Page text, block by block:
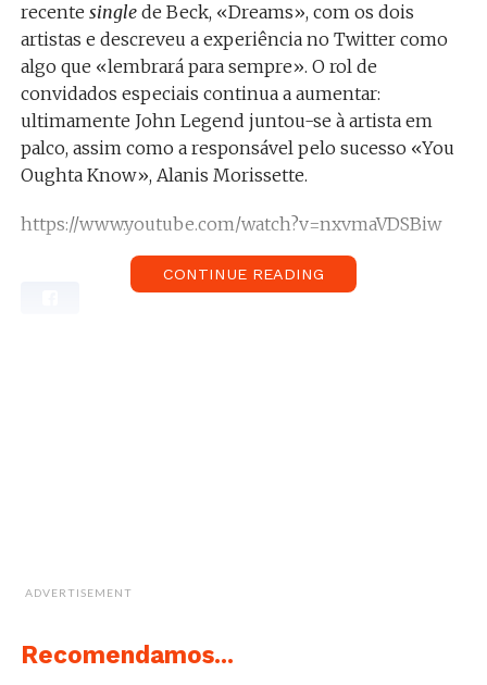
recente singlede Beck, «Dreams», com os dois
artistas e descreveu a experiência no Twitter como
algo que «lembrará para sempre». O rol de
convidados especiais continua a aumentar:
ultimamente John Legend juntou-se à artista em
palco, assim como a responsável pelo sucesso «You
Oughta Know», Alanis Morissette.
https://www.youtube.com/watch?v=nxvmaVDSBiw
CONTINUE READING
ADVERTISEMENT
Recomendamos...